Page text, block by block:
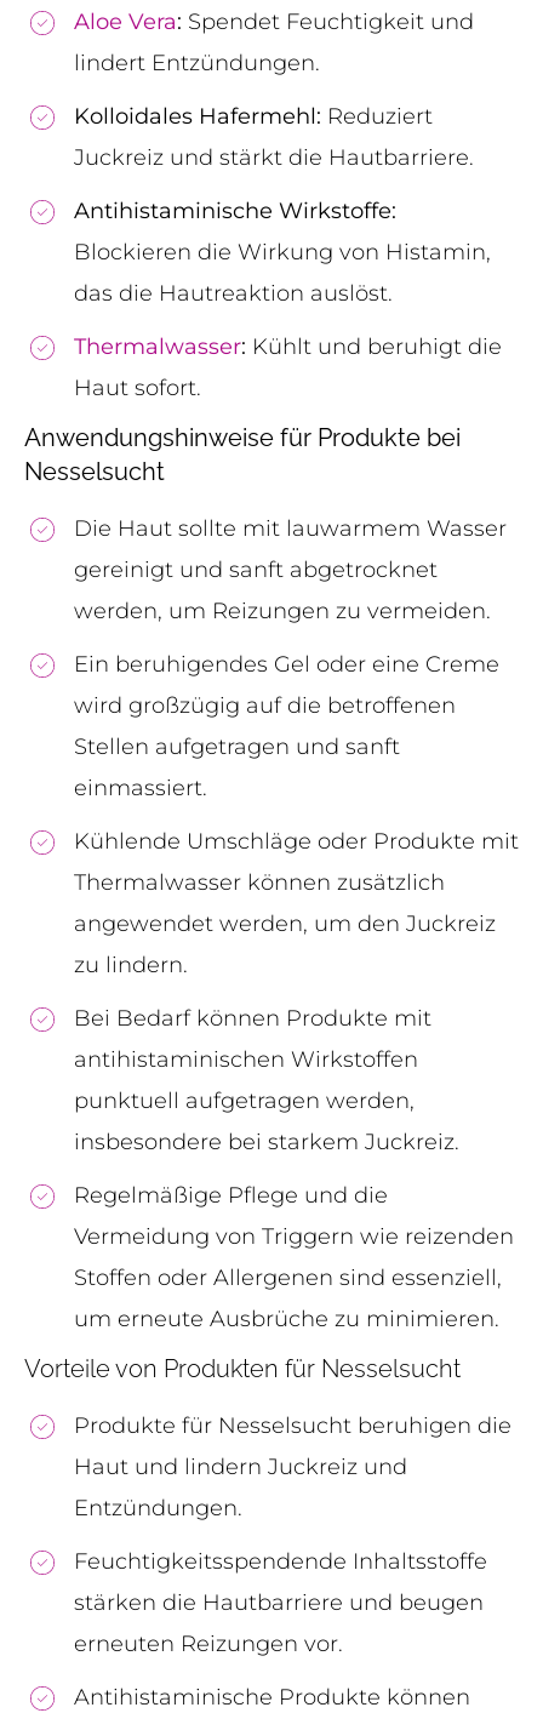
Aloe Vera: Spendet Feuchtigkeit und
lindert Entzündungen.
Kolloidales Hafermehl: Reduziert
Juckreiz und stärkt die Hautbarriere.
Antihistaminische Wirkstoffe:
Blockieren die Wirkung von Histamin,
das die Hautreaktion auslöst.
Thermalwasser: Kühlt und beruhigt die
Haut sofort.
Anwendungshinweise für Produkte bei
Nesselsucht
Die Haut sollte mit lauwarmem Wasser
gereinigt und sanft abgetrocknet
werden, um Reizungen zu vermeiden.
Ein beruhigendes Gel oder eine Creme
wird großzügig auf die betroffenen
Stellen aufgetragen und sanft
einmassiert.
Kühlende Umschläge oder Produkte mit
Thermalwasser können zusätzlich
angewendet werden, um den Juckreiz
zu lindern.
Bei Bedarf können Produkte mit
antihistaminischen Wirkstoffen
punktuell aufgetragen werden,
insbesondere bei starkem Juckreiz.
Regelmäßige Pflege und die
Vermeidung von Triggern wie reizenden
Stoffen oder Allergenen sind essenziell,
um erneute Ausbrüche zu minimieren.
Vorteile von Produkten für Nesselsucht
Produkte für Nesselsucht beruhigen die
Haut und lindern Juckreiz und
Entzündungen.
Feuchtigkeitsspendende Inhaltsstoffe
stärken die Hautbarriere und beugen
erneuten Reizungen vor.
Antihistaminische Produkte können